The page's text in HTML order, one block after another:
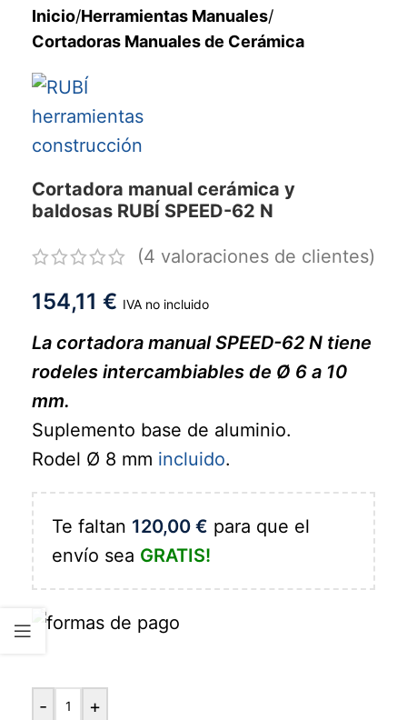
Inicio/Herramientas Manuales/
Cortadoras Manuales de Cerámica
Cortadora manual cerámica y
baldosas RUBÍ SPEED-62 N
(4 valoraciones de clientes)
154,11 € IVA no incluido
La cortadora manual SPEED-62 N tiene
rodeles intercambiables de Ø 6 a 10
mm.
Suplemento base de aluminio.
Rodel Ø 8 mm incluido.
Te faltan 120,00 € para que el
envío sea GRATIS!
- +